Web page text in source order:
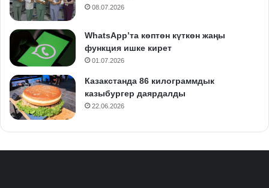
08.07.2026
WhatsApp’та көптөн күткөн жаңы
функция ишке кирет
01.07.2026
Казакстанда 86 килограммдык
казыбургер даярдалды
22.06.2026